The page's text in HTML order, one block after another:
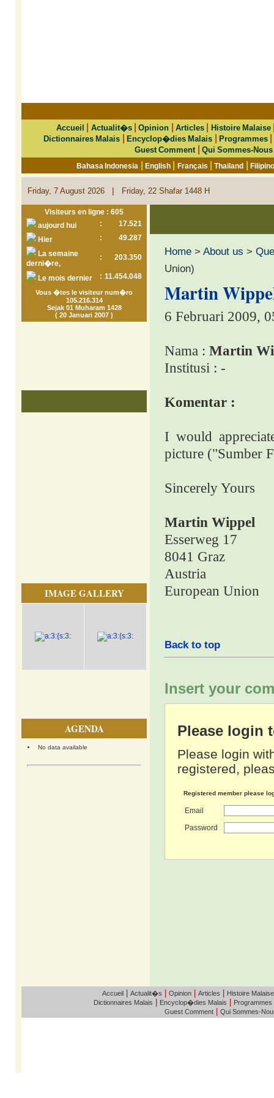
Accueil Actualit�s|Opinion Articles| Histoire Malaise
Dictionnaires Malais |Encyclop�dies Malais |Programmes
Guest Comment Qui Sommes-Nous
Bahasa Indonesia |English Français |Thailand |
Friday, 7 August 2026 | Friday, 22 Shafar 1448 H
Visiteurs en ligne : 605
aujourd hui
:
17.521
Hier
:
49.287
La semaine
derni�re,
: 203.350
Le mois dernier : 11.454.048
Vous �tes le visiteur num�ro
105.216.314
Sejak 01 Muharam 1428
( 20 Januari 2007 )
IMAGE GALLERY
AGENDA
No data available
Home > About us >
Union)
Martin
6 Februari 2009,
Nama : Martin
Institusi : -
Komentar :
I would
picture ("Sumber
Sincerely Yours
Martin Wippel
Esserweg 17
8041 Graz
Austria
European Union
Back to top
Insert your
Please login
Please login
registered,
Registered member please
Email
Password
Accueil| Actualit�s Opinion| Articles Histoire Malaise
Dictionnaires Malais Encyclop�dies Malais Programmes
Guest Comment Qui Sommes-